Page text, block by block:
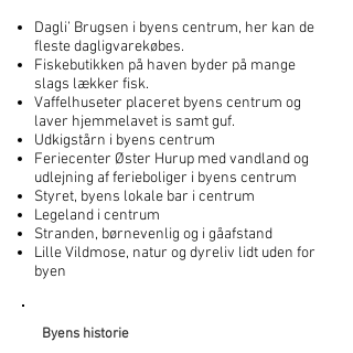
Dagli’ Brugsen i byens centrum, her kan de
fleste dagligvarekøbes.
Fiskebutikken på haven byder på mange
slags lækker fisk.
Vaffelhuseter placeret byens centrum og
laver hjemmelavet is samt guf.
Udkigstårn i byens centrum
Feriecenter Øster Hurup med vandland og
udlejning af ferieboliger i byens centrum
Styret, byens lokale bar i centrum
Legeland i centrum
Stranden, børnevenlig og i gåafstand
Lille Vildmose, natur og dyreliv lidt uden for
byen
Byens historie